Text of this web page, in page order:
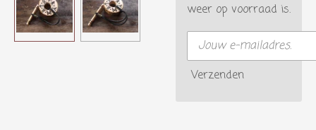
weer op voorraad is.
Verzenden